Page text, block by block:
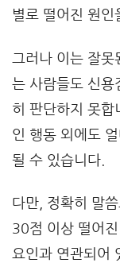
별로 떨어진 원인
그러나 이는 잘못
는 사람들도 신용
히 판단하지 못합
인 행동 외에도
될 수 있습니다.
다만, 정확히 말
30점 이상 떨어
요인과 연관되어